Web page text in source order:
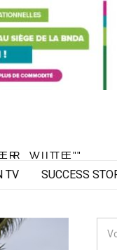
VITE"
VITE"
TV SUCCESS